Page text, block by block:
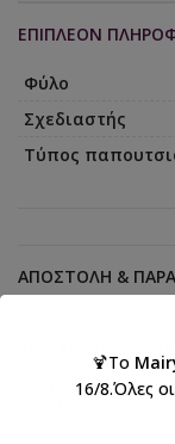
ΕΠΙΠΛΈΟΝ
Φύλο
Σχεδιαστής
Τύπος
ΑΠΟΣΤΟΛΉ &
Κατηγορίες:
Βαπτιστικά
Παπούτσια
🍹Το
16/8.Όλες